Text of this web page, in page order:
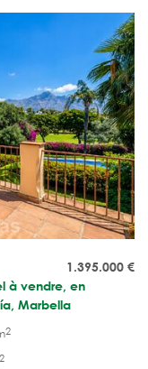
1.395.000 €
à vendre, en
Marbella
2
2